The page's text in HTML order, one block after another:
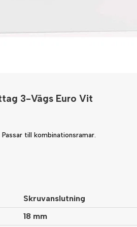
3-Vägs Euro Vit
till kombinationsramar.
Skruvanslutning
18 mm